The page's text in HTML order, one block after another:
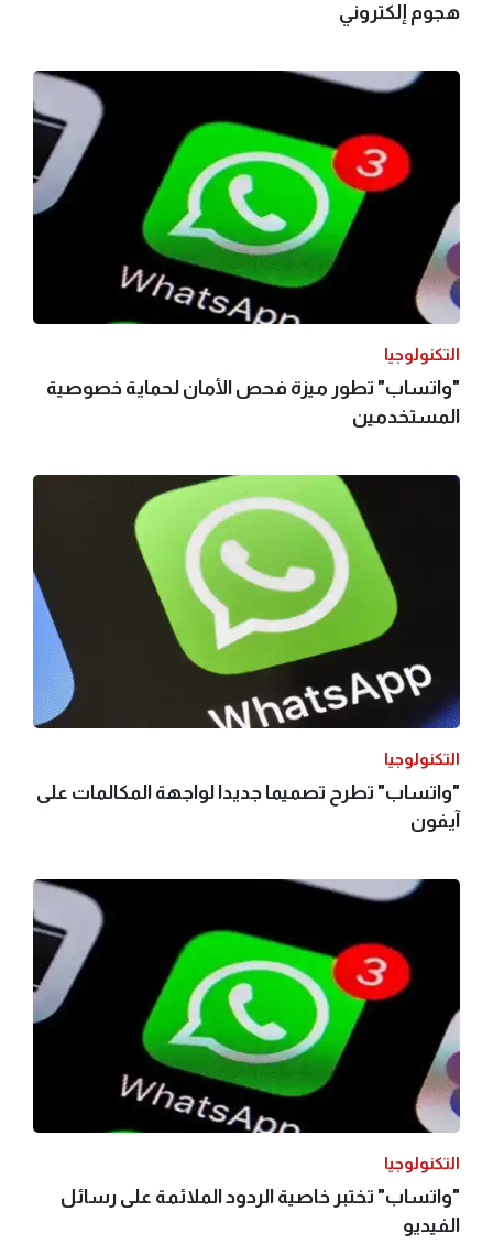
هجوم إلكتروني
التكنولوجيا
"واتساب" تطور ميزة فحص الأمان لحماية خصوصية
المستخدمين
التكنولوجيا
"واتساب" تطرح تصميما جديدا لواجهة المكالمات على
آيفون
التكنولوجيا
"واتساب" تختبر خاصية الردود الملائمة على رسائل
الفيديو